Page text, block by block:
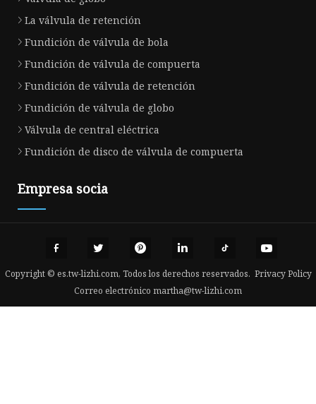
La válvula de retención
Fundición de válvula de bola
Fundición de válvula de compuerta
Fundición de válvula de retención
Fundición de válvula de globo
Válvula de central eléctrica
Fundición de disco de válvula de compuerta
Empresa socia
Copyright © es.tw-lizhi.com, Todos los derechos reservados. Privacy Policy
Correo electrónico martha@tw-lizhi.com